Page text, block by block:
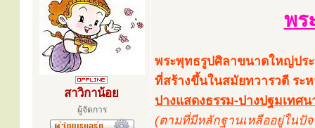
สาวิกาน้อย
ผู้จัดการ
พร
พระพุทธรูปศิลาขนาดใหญ่ปร
ที่สร้างขึ้นในสมัยทวารวดี ระ
ปางแสดงธรรม-ปางปฐมเทศ
(ตามที่มีหลักฐานเหลืออยู่ในปั